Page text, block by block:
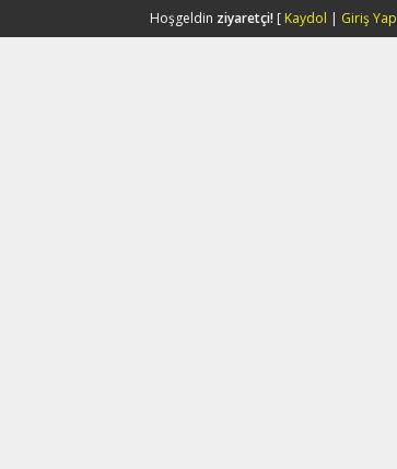
Hoşgeldin ziyaretçi! [ Kaydol | Giriş Yap